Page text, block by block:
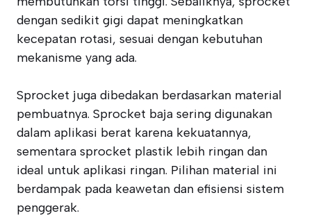
dengan sedikit gigi dapat meningkatkan
kecepatan rotasi, sesuai dengan kebutuhan
mekanisme yang ada.
Sprocket juga dibedakan berdasarkan material
pembuatnya. Sprocket baja sering digunakan
dalam aplikasi berat karena kekuatannya,
sementara sprocket plastik lebih ringan dan
ideal untuk aplikasi ringan. Pilihan material ini
berdampak pada keawetan dan efisiensi sistem
penggerak.